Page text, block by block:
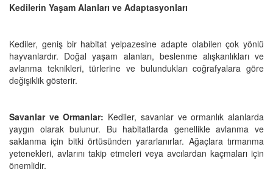
Kedilerin Yaşam Alanları ve Adaptasyonları
Kediler, geniş bir habitat yelpazesine adapte olabilen çok yönlü
hayvanlardır. Doğal yaşam alanları, beslenme alışkanlıkları ve
avlanma teknikleri, türlerine ve bulundukları coğrafyalara göre
değişiklik gösterir.
Savanlar ve Ormanlar: Kediler, savanlar ve ormanlık alanlarda
yaygın olarak bulunur. Bu habitatlarda genellikle avlanma ve
saklanma için bitki örtüsünden yararlanırlar. Ağaçlara tırmanma
yetenekleri, avlarını takip etmeleri veya avcılardan kaçmaları için
önemlidir.